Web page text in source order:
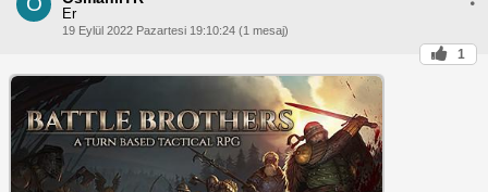
Er
19 Eylül 2022 Pazartesi 19:10:24 (1 mesaj)
1